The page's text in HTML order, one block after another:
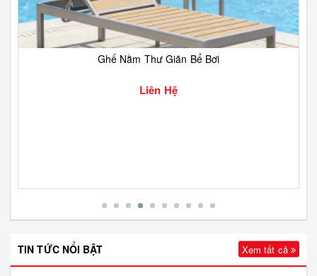
Ghế Nằm Thư Giãn Bể Bơi
Liên Hệ
TIN TỨC NỔI BẬT Xem tất cả